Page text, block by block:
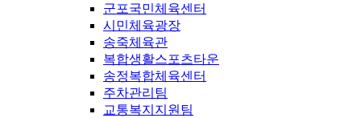
군포국민체육센터
시민체육광장
송죽체육관
복합생활스포츠타운
송정복합체육센터
주차관리팀
교통복지지원팀